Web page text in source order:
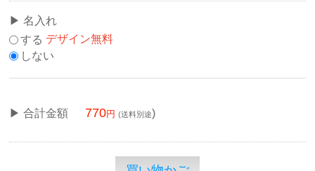
名入れ
する デザイン無料
しない
合計金額 770 (送料別途)